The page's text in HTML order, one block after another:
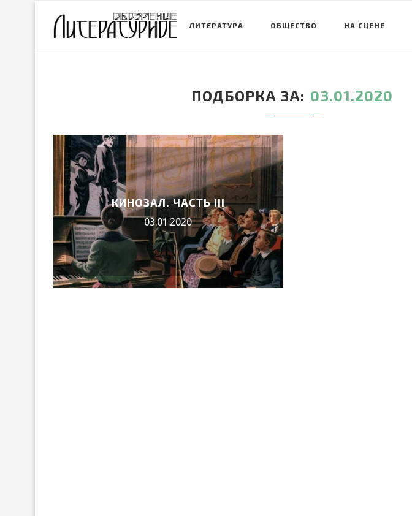
ЛИТЕРАТУРА ОБЩЕСТВО НА СЦЕНЕ
ПОДБОРКА ЗА 03.01.2020
КИНОЗАЛ. ЧАСТЬ III
03.01.2020